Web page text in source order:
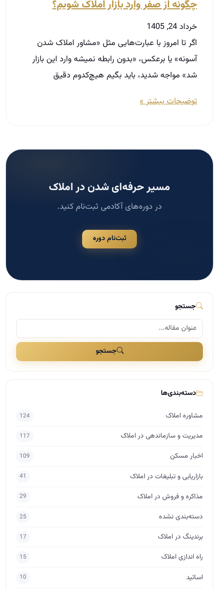
چگونه از صفر وارد بازار املاک شویم؟
خرداد 24, 1405
اگر تا امروز با عبارت‌هایی مثل «مشاور املاک شدن
آسونه» یا برعکس، «بدون رابطه نمیشه وارد این بازار
شد» مواجه شدید، باید بگیم هیچ‌کدوم دقیق
توضیحات بیشتر »
مسیر حرفه‌ای شدن در املاک
در دوره‌های آکادمی ثبت‌نام کنید.
ثبت‌نام دوره
جستجو
جستجو
دسته‌بندی‌ها
مشاوره املاک 124
مدیریت و سازماندهی در املاک 117
اخبار مسکن 109
بازاریابی و تبلیغات در املاک 41
مذاکره و فروش در املاک 29
دسته‌بندی نشده 25
برندینگ در املاک 17
راه اندازی املاک 15
اساتید 10